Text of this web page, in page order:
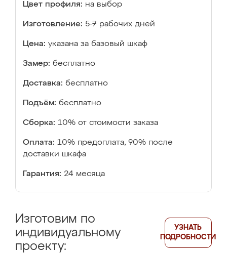
Цвет профиля: на выбор
Изготовление: 5-7 рабочих дней
Цена: указана за базовый шкаф
Замер: бесплатно
Доставка: бесплатно
Подъём: бесплатно
Сборка: 10% от стоимости заказа
Оплата: 10% предоплата, 90% после
доставки шкафа
Гарантия: 24 месяца
Изготовим по
индивидуальному
проекту:
УЗНАТЬ
ПОДРОБНОСТИ